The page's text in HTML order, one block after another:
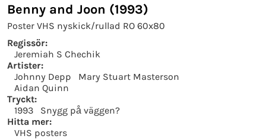
Benny and Joon (1993)
Poster VHS nyskick/rullad RO 60x80
Regissör:
Jeremiah S Chechik
Artister:
Johnny Depp
Mary Stuart Masterson
Aidan Quinn
Tryckt:
1993
Snygg på väggen?
Hitta mer:
VHS posters